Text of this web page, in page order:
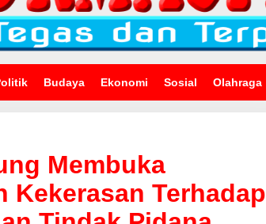
Budaya Ekonomi Sosial Olahraga
Membuka
Kekerasan Terhadap